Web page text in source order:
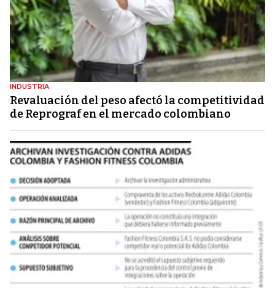
INDUSTRIA
Revaluación del peso afectó la competitividad
de Reprograf en el mercado colombiano